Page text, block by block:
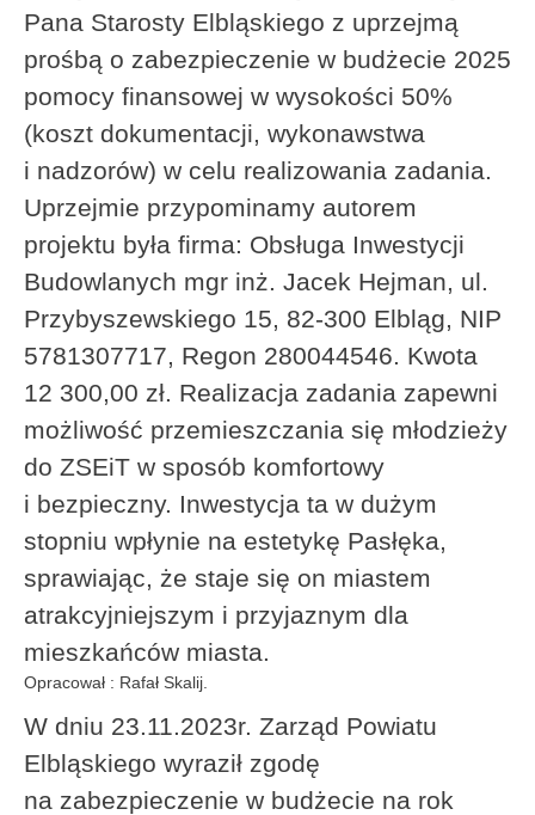
Pana Starosty Elbląskiego z uprzejmą
prośbą o zabezpieczenie w budżecie 2025
pomocy finansowej w wysokości 50%
(koszt dokumentacji, wykonawstwa
i nadzorów) w celu realizowania zadania.
Uprzejmie przypominamy autorem
projektu była firma: Obsługa Inwestycji
Budowlanych mgr inż. Jacek Hejman, ul.
Przybyszewskiego 15, 82-300 Elbląg, NIP
5781307717, Regon 280044546. Kwota
12 300,00 zł. Realizacja zadania zapewni
możliwość przemieszczania się młodzieży
do ZSEiT w sposób komfortowy
i bezpieczny. Inwestycja ta w dużym
stopniu wpłynie na estetykę Pasłęka,
sprawiając, że staje się on miastem
atrakcyjniejszym i przyjaznym dla
mieszkańców miasta.
Opracował : Rafał Skalij.
W dniu 23.11.2023r. Zarząd Powiatu
Elbląskiego wyraził zgodę
na zabezpieczenie w budżecie na rok